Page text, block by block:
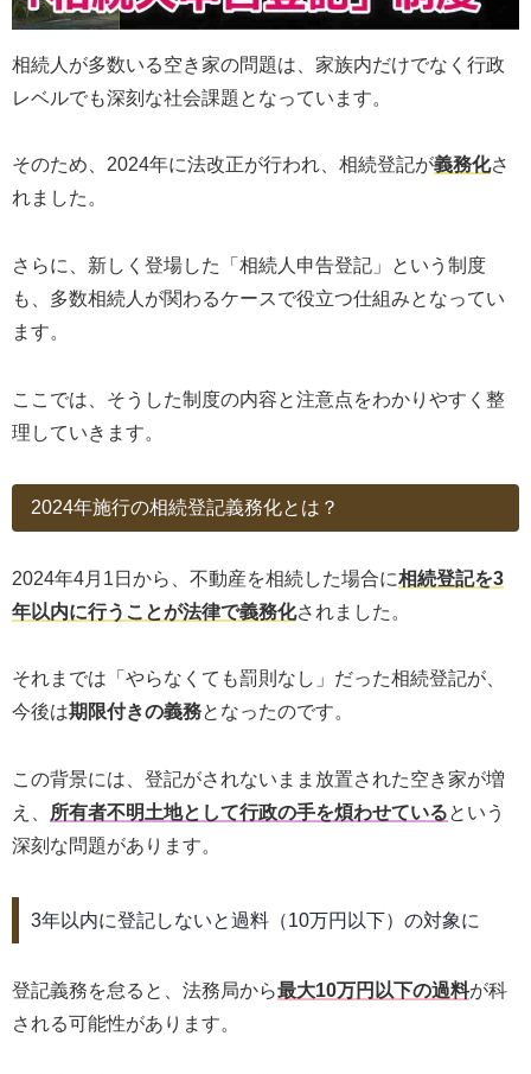
相続人が多数いる空き家の問題は、家族内だけでなく行政
レベルでも深刻な社会課題となっています。
そのため、2024年に法改正が行われ、相続登記が義務化さ
れました。
さらに、新しく登場した「相続人申告登記」という制度
も、多数相続人が関わるケースで役立つ仕組みとなってい
ます。
ここでは、そうした制度の内容と注意点をわかりやすく整
理していきます。
2024年施行の相続登記義務化とは？
2024年4月1日から、不動産を相続した場合に相続登記を3
年以内に行うことが法律で義務化されました。
それまでは「やらなくても罰則なし」だった相続登記が、
今後は期限付きの義務となったのです。
この背景には、登記がされないまま放置された空き家が増
え、
所有者不明土地として行政の手を煩わせているという
深刻な問題があります。
3年以内に登記しないと過料（10万円以下）の対象に
登記義務を怠ると、法務局から最大10万円以下の過料が科
される可能性があります。